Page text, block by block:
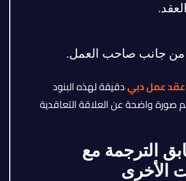
من جانب صاحب العمل.
عمل دبيدقيقة لهذه البنود
صورة واضحة عن العلاقة التعاقدية
الترجمة مع
الأخرى